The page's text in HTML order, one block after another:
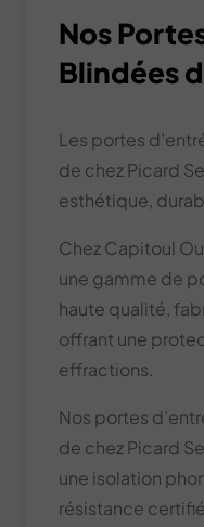
Nos
Blindées
Les portes
de chez Picard
esthétique,
Chez Capitoul
une gamme de
haute qualité,
offrant une
effractions.
Nos portes
de chez Picard
une isolation
résistance